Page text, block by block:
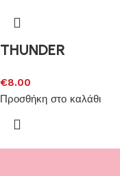
THUNDER
€8.00
Προσθήκη στο καλάθι